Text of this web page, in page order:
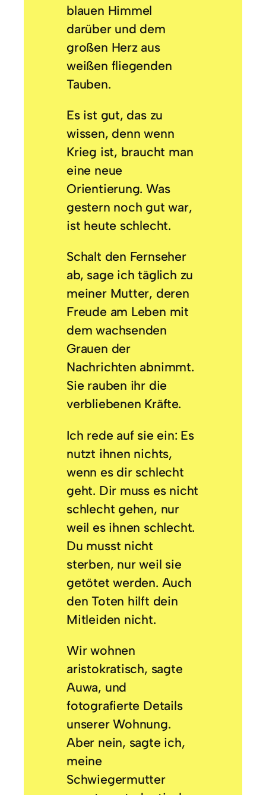
blauen Himmel
darüber und dem
großen Herz aus
weißen fliegenden
Tauben.
Es ist gut, das zu
wissen, denn wenn
Krieg ist, braucht man
eine neue
Orientierung. Was
gestern noch gut war,
ist heute schlecht.
Schalt den Fernseher
ab, sage ich täglich zu
meiner Mutter, deren
Freude am Leben mit
dem wachsenden
Grauen der
Nachrichten abnimmt.
Sie rauben ihr die
verbliebenen Kräfte.
Ich rede auf sie ein: Es
nutzt ihnen nichts,
wenn es dir schlecht
geht. Dir muss es nicht
schlecht gehen, nur
weil es ihnen schlecht.
Du musst nicht
sterben, nur weil sie
getötet werden. Auch
den Toten hilft dein
Mitleiden nicht.
Wir wohnen
aristokratisch, sagte
Auwa, und
fotografierte Details
unserer Wohnung.
Aber nein, sagte ich,
meine
Schwiegermutter